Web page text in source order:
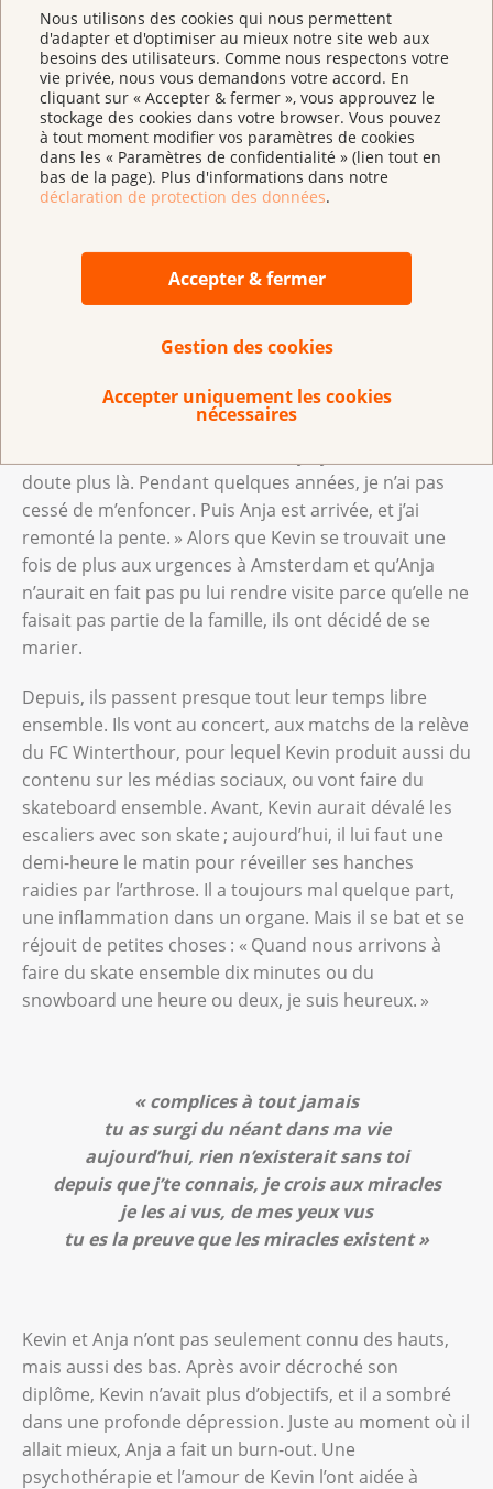
Nous utilisons des cookies qui nous permettent
d'adapter et d'optimiser au mieux notre site web aux
besoins des utilisateurs. Comme nous respectons votre
vie privée, nous vous demandons votre accord. En
cliquant sur « Accepter & fermer », vous approuvez le
stockage des cookies dans votre browser. Vous pouvez
à tout moment modifier vos paramètres de cookies
dans les « Paramètres de confidentialité » (lien tout en
bas de la page). Plus d'informations dans notre
déclaration de protection des données.
Accepter & fermer
Gestion des cookies
Accepter uniquement les cookies
nécessaires
La musique, c’est ce qui a réuni Kevin et Anja. Pour
son travail de bachelor, le jeune homme cherchait
une chanteuse. Il a trouvé Anja. Il l’a contactée sur
Facebook et tous deux ont chatté jusqu’au lendemain
peurs, les soucis et les moments de bonheur. Quand
ils ne vivaient pas encore ensemble, Anja passait
20 minutes à l’hôpital. « Bon, d’accord, j’aime le train »,
doute plus là. Pendant quelques années, je n’ai pas
cessé de m’enfoncer. Puis Anja est arrivée, et j’ai
remonté la pente. » Alors que Kevin se trouvait une
fois de plus aux urgences à Amsterdam et qu’Anja
n’aurait en fait pas pu lui rendre visite parce qu’elle ne
faisait pas partie de la famille, ils ont décidé de se
marier.
Depuis, ils passent presque tout leur temps libre
ensemble. Ils vont au concert, aux matchs de la relève
du FC Winterthour, pour lequel Kevin produit aussi du
contenu sur les médias sociaux, ou vont faire du
skateboard ensemble. Avant, Kevin aurait dévalé les
escaliers avec son skate ; aujourd’hui, il lui faut une
demi-heure le matin pour réveiller ses hanches
raidies par l’arthrose. Il a toujours mal quelque part,
une inflammation dans un organe. Mais il se bat et se
réjouit de petites choses : « Quand nous arrivons à
faire du skate ensemble dix minutes ou du
snowboard une heure ou deux, je suis heureux. »
« complices à tout jamais
tu as surgi du néant dans ma vie
aujourd’hui, rien n’existerait sans toi
depuis que j’te connais, je crois aux miracles
je les ai vus, de mes yeux vus
tu es la preuve que les miracles existent»
Kevin et Anja n’ont pas seulement connu des hauts,
mais aussi des bas. Après avoir décroché son
diplôme, Kevin n’avait plus d’objectifs, et il a sombré
dans une profonde dépression. Juste au moment où il
allait mieux, Anja a fait un burn-out. Une
psychothérapie et l’amour de Kevin l’ont aidée à